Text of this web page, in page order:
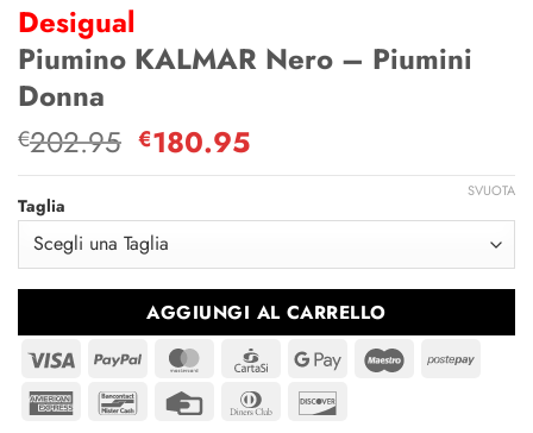
Desigual
Piumino KALMAR Nero – Piumini
Donna
€202.95 Il
prezzo
era:
€202.95.
€180.95
prezzo
è:
€180.95.
Taglia
SVUOTA
AGGIUNGI AL CARRELLO
Visa
PayPal MasterCardCartaSi
Google
Maestro
American
Bancontact Credit
Dinners